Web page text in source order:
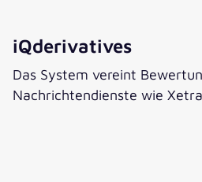
iQderivatives
Das System vereint
Nachrichtendienste wie